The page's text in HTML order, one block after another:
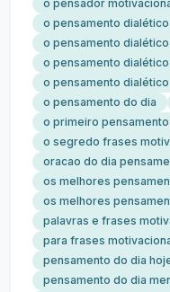
o pensador
o pensamento dialético
o pensamento
o pensamento
o pensamento
o pensamento do dia
o primeiro
o segredo frases
oracao do dia
os melhores
os melhores
palavras e frases
para frases
pensamento do dia
pensamento do dia